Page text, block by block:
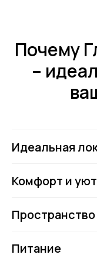
Почему
–
Идеальная
Комфорт и уют
Питание